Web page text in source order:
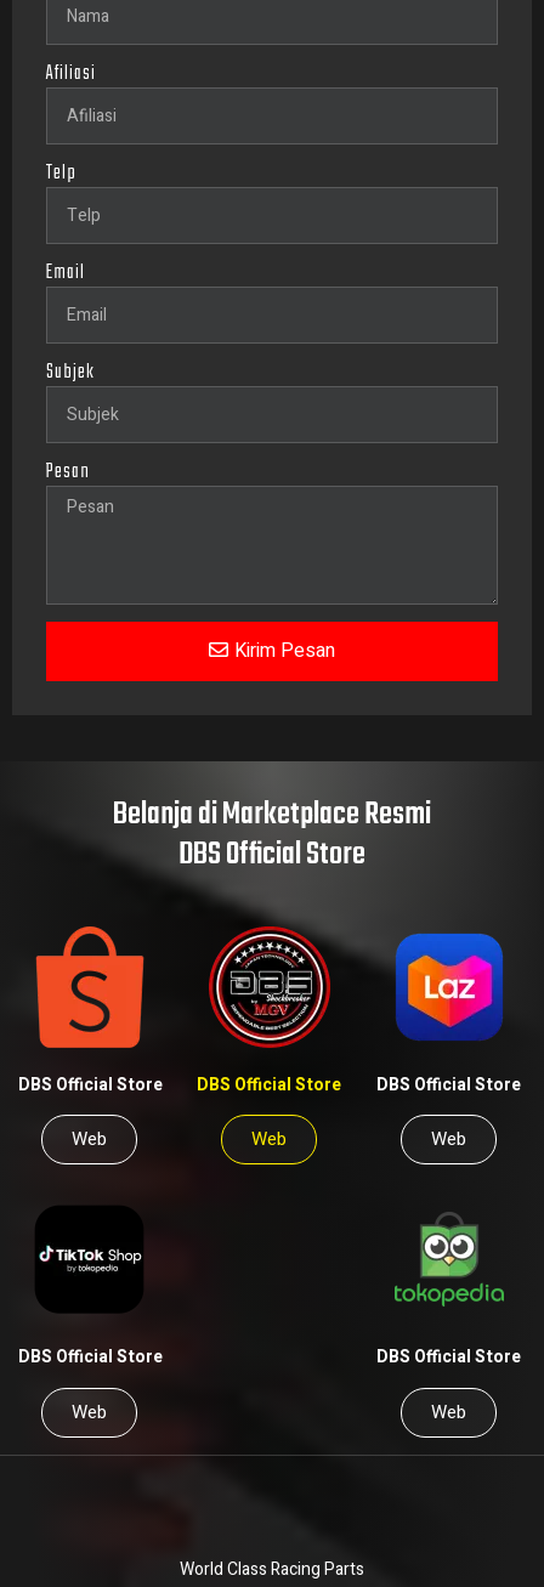
Afiliasi
Telp
Email
Subjek
Pesan
Kirim Pesan
Belanja di Marketplace Resmi
DBS Official Store
DBS Official Store
Web
DBS Official Store
Web
DBS Official Store
Web
DBS Official Store
Web
DBS Official Store
Web
World Class Racing Parts